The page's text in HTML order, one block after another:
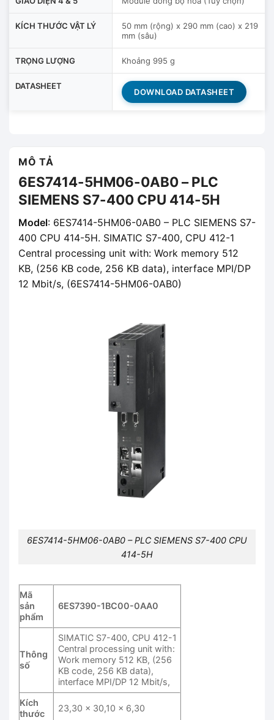
KÍCH THƯỚC VẬT LÝ
50 mm (rộng) x 290 mm (cao) x 219
mm (sâu)
TRỌNG LƯỢNG Khoảng 995 g
DATASHEET
DOWNLOAD DATASHEET
MÔ TẢ
6ES7414-5HM06-0AB0 – PLC
SIEMENS S7-400 CPU 414-5H
Model: 6ES7414-5HM06-0AB0 – PLC SIEMENS S7-
400 CPU 414-5H. SIMATIC S7-400, CPU 412-1
Central processing unit with: Work memory 512
KB, (256 KB code, 256 KB data), interface MPI/DP
12 Mbit/s, (6ES7414-5HM06-0AB0)
6ES7414-5HM06-0AB0 – PLC SIEMENS S7-400 CPU
414-5H
Mã
sản
phẩm
6ES7390-1BC00-0AA0
Thông
số
SIMATIC S7-400, CPU 412-1
Central processing unit with:
Work memory 512 KB, (256
KB code, 256 KB data),
interface MPI/DP 12 Mbit/s,
Kích
thước
23,30 x 30,10 x 6,30